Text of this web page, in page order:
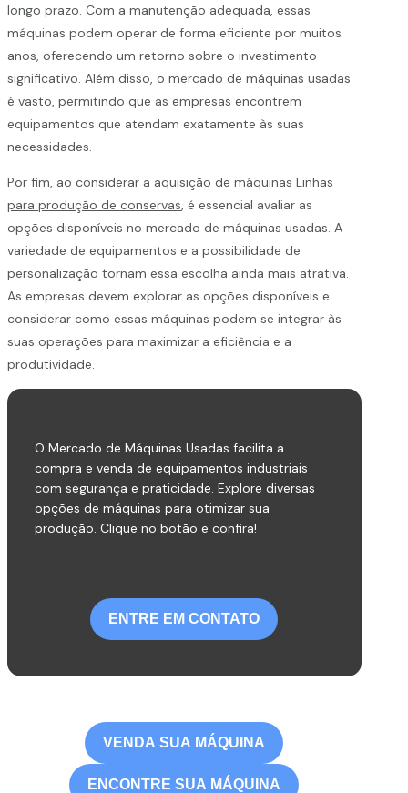
longo prazo. Com a manutenção adequada, essas
máquinas podem operar de forma eficiente por muitos
anos, oferecendo um retorno sobre o investimento
significativo. Além disso, o mercado de máquinas usadas
é vasto, permitindo que as empresas encontrem
equipamentos que atendam exatamente às suas
necessidades.
Por fim, ao considerar a aquisição de máquinas Linhas
para produção de conservas , é essencial avaliar as
opções disponíveis no mercado de máquinas usadas. A
variedade de equipamentos e a possibilidade de
personalização tornam essa escolha ainda mais atrativa.
As empresas devem explorar as opções disponíveis e
considerar como essas máquinas podem se integrar às
suas operações para maximizar a eficiência e a
produtividade.
O Mercado de Máquinas Usadas facilita a
compra e venda de equipamentos industriais
com segurança e praticidade. Explore diversas
opções de máquinas para otimizar sua
produção. Clique no botão e confira!
ENTRE EM CONTATO
VENDA SUA MÁQUINA
ENCONTRE SUA MÁQUINA